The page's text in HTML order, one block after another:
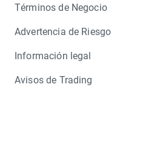
Términos de Negocio
Advertencia de Riesgo
Información legal
Avisos de Trading